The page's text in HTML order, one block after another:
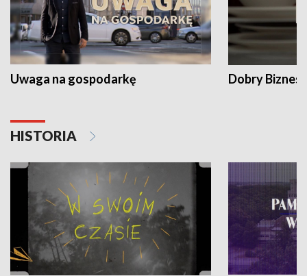
Uwaga na gospodarkę Dobry Biznes
HISTORIA